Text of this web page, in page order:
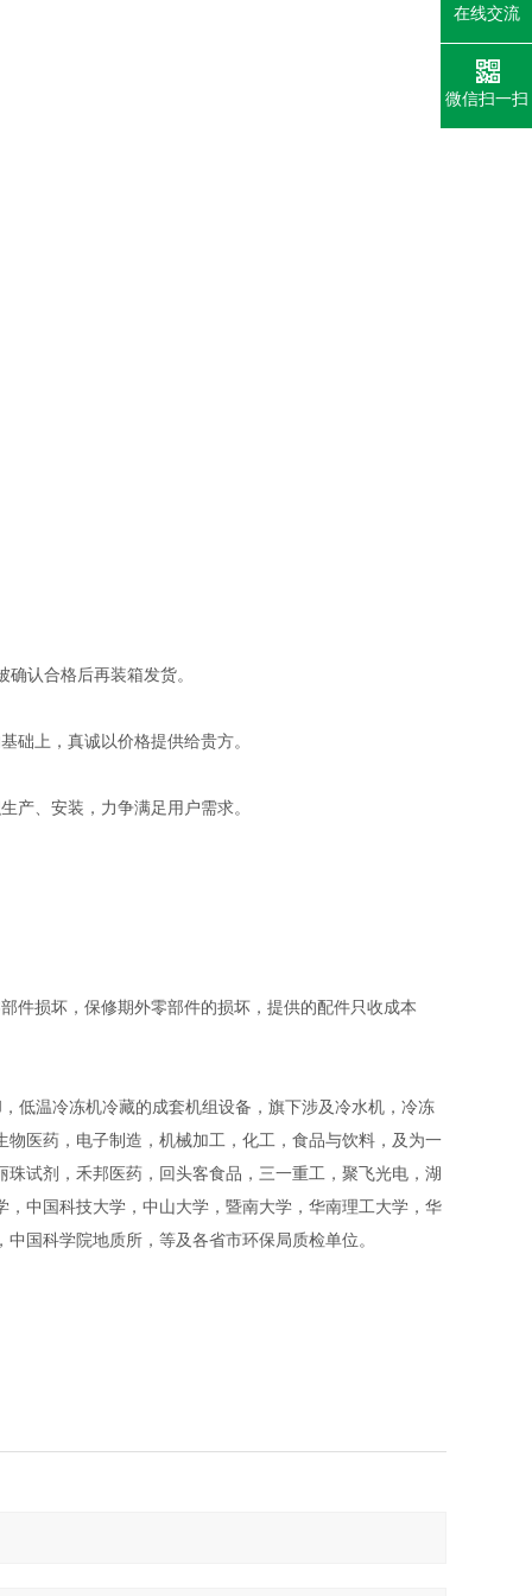
认合格后再装箱发货。
上，真诚以价格提供给贵方。
、安装，力争满足用户需求。
件损坏，保修期外零部件的损坏，提供的配件只收成本
低温冷冻机冷藏的成套机组设备，旗下涉及冷水机，冷冻
医药，电子制造，机械加工，化工，食品与饮料，及为一
试剂，禾邦医药，回头客食品，三一重工，聚飞光电，湖
中国科技大学，中山大学，暨南大学，华南理工大学，华
国科学院地质所，等及各省市环保局质检单位。
在线交流
微信扫一扫